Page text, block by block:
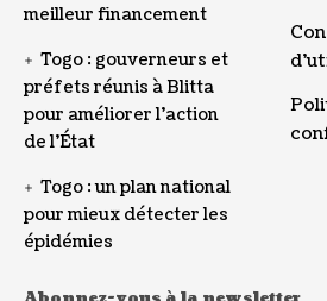
meilleur financement
Togo : gouverneurs et
préfets réunis à Blitta
pour améliorer l’action
de l’État
Togo : un plan national
pour mieux détecter les
épidémies